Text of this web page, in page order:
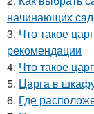
начинающих
3. Что такое
рекомендации
4. Что такое
5. Царга в
6. Где